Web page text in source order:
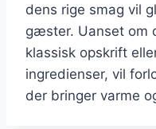
dens rige smag vil
gæster. Uanset om
klassisk opskrift
ingredienser, vil
der bringer varme